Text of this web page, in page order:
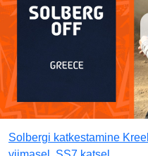
Solbergi katkestamine